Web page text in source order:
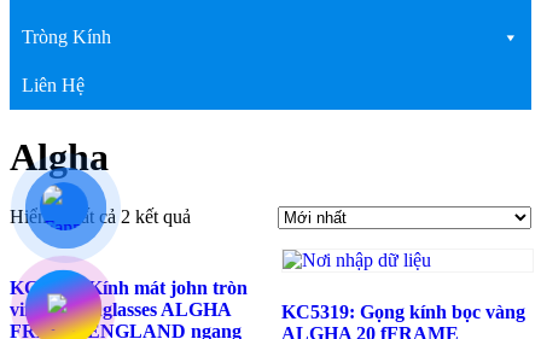
Tròng Kính
Liên Hệ
Algha
Hiển thị tất cả 2 kết quả
KC6586: Kính mát john tròn
vintage sunglasses ALGHA
FRAME ENGLAND ngang
KC5319: Gọng kính bọc vàng
ALGHA 20 fFRAME